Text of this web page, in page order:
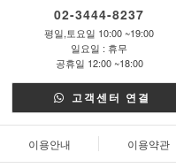
02-3444-8237
평일,토요일 10:00 ~19:00
일요일 : 휴무
공휴일 12:00 ~18:00
고객센터 연결
이용안내 이용약관